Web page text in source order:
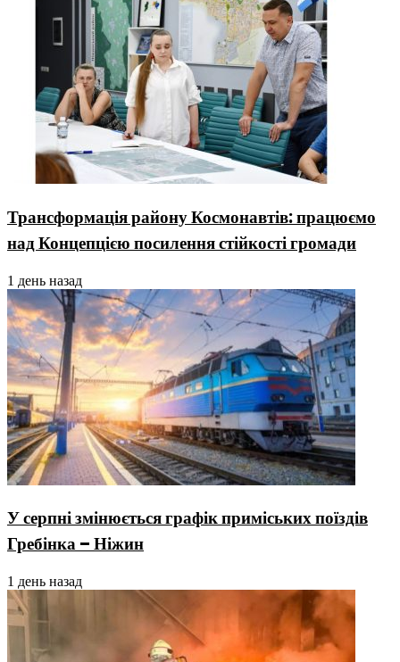
Трансформація району Космонавтів: працюємо
над Концепцією посилення стійкості громади
1 день назад
У серпні змінюється графік приміських поїздів
Гребінка – Ніжин
1 день назад